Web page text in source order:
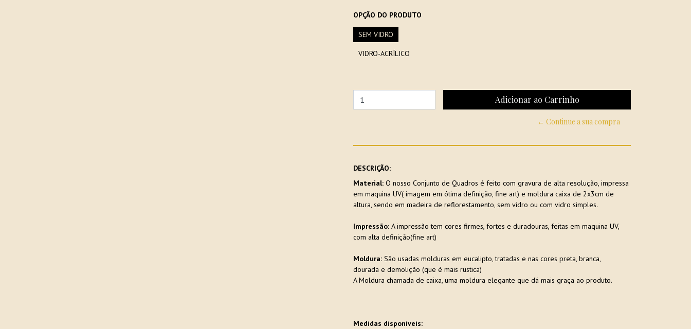
OPÇÃO DO PRODUTO
SEM VIDRO
VIDRO-ACRÍLICO
← Continue a sua compra
DESCRIÇÃO:
Material: O nosso Conjunto de Quadros é feito com gravura de alta resolução, impressa
em maquina UV( imagem em ótima definição, fine art) e moldura caixa de 2x3cm de
altura, sendo em madeira de reflorestamento, sem vidro ou com vidro simples.
Impressão: A impressão tem cores firmes, fortes e duradouras, feitas em maquina UV,
com alta definição(fine art)
Moldura: São usadas molduras em eucalipto, tratadas e nas cores preta, branca,
dourada e demolição (que é mais rustica)
A Moldura chamada de caixa, uma moldura elegante que dá mais graça ao produto.
Medidas disponíveis: